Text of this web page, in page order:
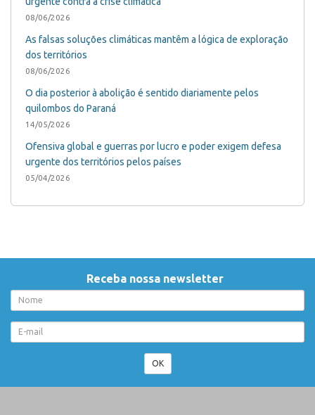
08/06/2026
As falsas soluções climáticas mantêm a lógica de exploração
dos territórios
08/06/2026
O dia posterior à abolição é sentido diariamente pelos
quilombos do Paraná
14/05/2026
Ofensiva global e guerras por lucro e poder exigem defesa
urgente dos territórios pelos países
05/04/2026
Receba nossa newsletter
OK